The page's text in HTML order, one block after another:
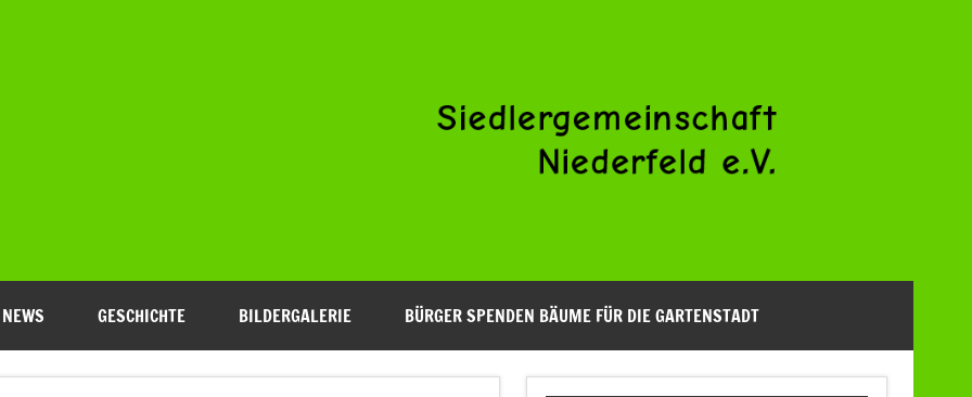
NEWS GESCHICHTE BILDERGALERIE BÜRGER SPENDEN BÄUME FÜR DIE GARTENSTADT